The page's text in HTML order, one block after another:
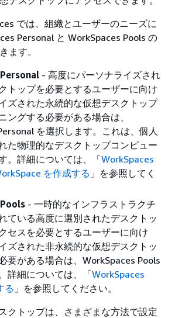
では、組織とユーザーのニーズに
Personal と WorkSpaces Pools の
ます。
- 高度にパーソナライズされ
トップを必要とするユーザーに向け
ズされた永続的な仮想デスクトップ
ングする必要がある場合は、
を選択します。これは、個人
た物理的なデスクトップコンピュー
。詳細については、「WorkSpaces
を作成する 」を参照してく
- 一時的なインフラストラクチ
ている高度に選別されたデスクトッ
セスを必要とするユーザーに向け
ズされた非永続的な仮想デスクトッ
要がある場合は、WorkSpaces Pools
詳細については、「WorkSpaces
る 」を参照してください。
クトップは、さまざまな方法で設定